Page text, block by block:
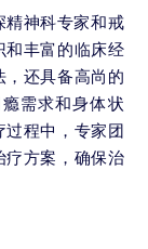
精神科专家和戒
和丰富的临床经
，还具备高尚的
需求和身体状
过程中，专家团
疗方案，确保治